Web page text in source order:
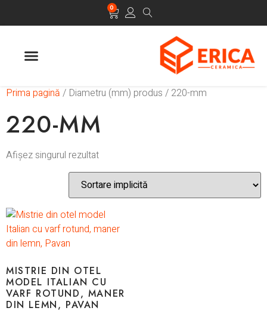
0
Prima pagină / Diametru (mm) produs / 220-mm
220-MM
Afișez singurul rezultat
MISTRIE DIN OTEL
MODEL ITALIAN CU
VARF ROTUND, MANER
DIN LEMN, PAVAN